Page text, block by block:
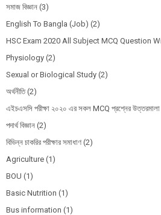
সমাজ বিজ্ঞান (3)
English To Bangla (Job) (2)
HSC Exam 2020 All Subject MCQ Question
Physiology (2)
Sexual or Biological Study (2)
অর্থনীতি (2)
এইচএসসি পরীক্ষা ২০২০ এর সকল MCQ প্রশ্নের উত্তরমালা
পদার্থ বিজ্ঞান (2)
বিভিন্ন চাকরির পরীক্ষার সমাধাণ (2)
Agriculture (1)
BOU (1)
Basic Nutrition (1)
Bus information (1)